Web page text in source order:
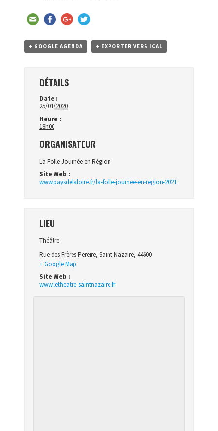
+ GOOGLE AGENDA + EXPORTER VERS ICAL
DÉTAILS
Date :
25/01/2020
Heure :
18h00
ORGANISATEUR
La Folle Journée en Région
Site Web :
www.paysdelaloire.fr/la-folle-journee-en-region-2021
LIEU
Théâtre
Rue des Frères Pereire, Saint Nazaire, 44600
+ Google Map
Site Web :
www.letheatre-saintnazaire.fr